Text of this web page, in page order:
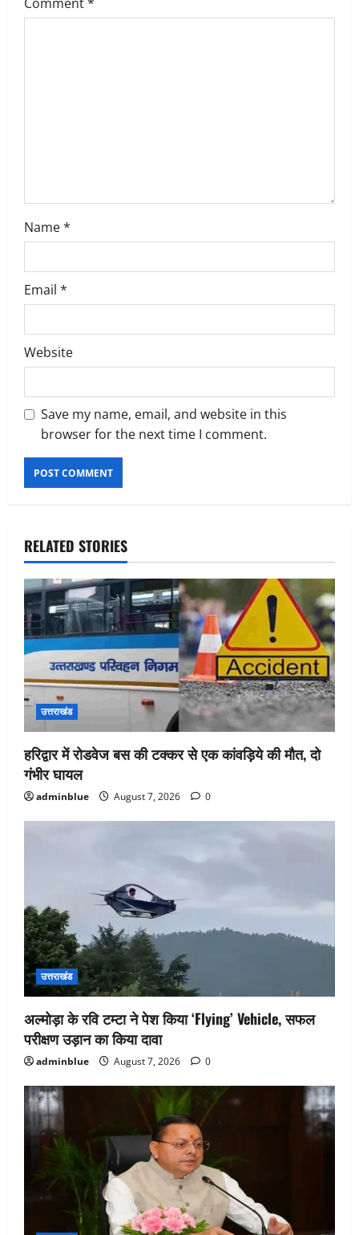
Name*
Email *
Website
Save my name, email, and website in this
browser for the next time I comment.
RELATED STORIES
उत्तराखंड
हरिद्वार में रोडवेज बस की टक्कर से एक कांवड़िये की मौत, दो
गंभीर घायल
adminblue August 7, 2026 0
उत्तराखंड
अल्मोड़ा के रवि टम्टा ने पेश किया ‘Flying’ Vehicle, सफल
परीक्षण उड़ान का किया दावा
adminblue August 7, 2026 0